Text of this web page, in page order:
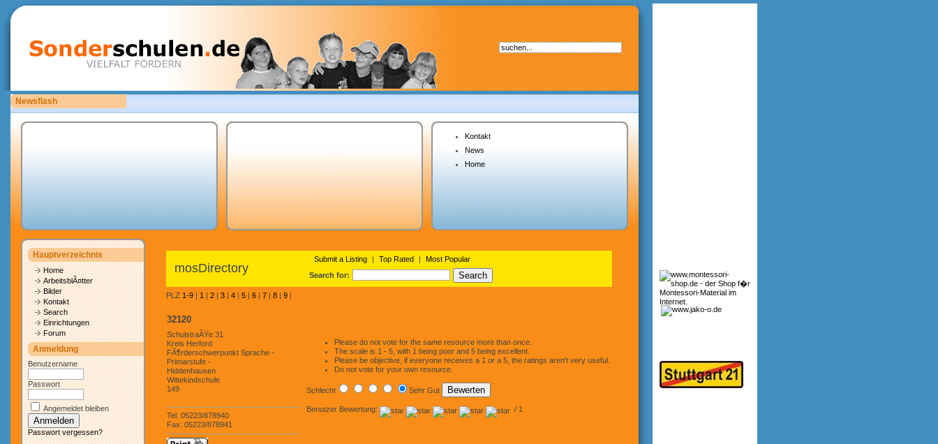
Newsflash
Sonderschulen.de ist auf der Suche nach Mitarbeitern.
Kontakt
News
Home
Hauptverzeichnis
Home
ArbeitsblÃ¤tter
Bilder
Kontakt
Search
Einrichtungen
Forum
Anmeldung
Benutzername
Passwort
Angemeldet bleiben
Passwort vergessen?
mosDirectory
Submit a Listing | Top Rated |
Most Popular
Search for:
PLZ 1-9 | 1 | 2 | 3 | 4 | 5 | 6 | 7 | 8 | 9 |
32120
SchulstraÃŸe 31
Kreis Herford
FÃ¶rderschwerpunkt Sprache -
Primarstufe -
Hiddenhausen
Wittekindschule
149
Tel: 05223/878940
Fax: 05223/878941
Please do not vote for the same resource more than once.
The scale is 1 - 5, with 1 being poor and 5 being excellent.
Please be objective, if everyone receives a 1 or a 5, the ratings aren't very useful.
Do not vote for your own resource.
Schlecht Sehr Gut
Benutzer Bewertung: / 1